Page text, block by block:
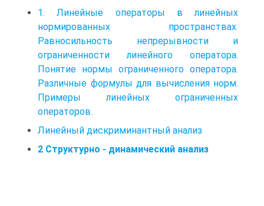
1. Линейные операторы в линейных
нормированных пространствах.
Равносильность непрерывности и
ограниченности линейного оператора.
Понятие нормы ограниченного оператора.
Различные формулы для вычисления норм.
Примеры линейных ограниченных
операторов.
Линейный дискриминантный анализ
2 Структурно - динамический анализ